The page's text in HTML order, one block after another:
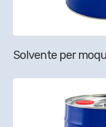
Solvente per